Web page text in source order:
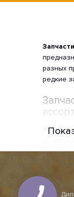
разных
редкие
Мы
без
фирмы.